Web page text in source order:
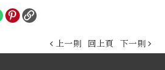
上一則 回上頁 下一則